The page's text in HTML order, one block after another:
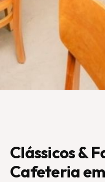
Clássicos &
Cafeteria